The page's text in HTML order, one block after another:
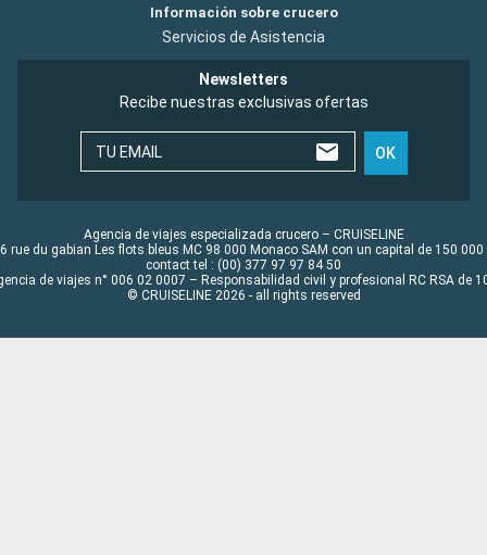
Información sobre crucero
Servicios de Asistencia
Newsletters
Recibe nuestras exclusivas ofertas
TU EMAIL OK
Agencia de viajes especializada crucero – CRUISELINE
rue du gabian Les flots bleus MC 98 000 Monaco SAM con un capital de 150 000
contact tel : (00) 377 97 97 84 50
de viajes n° 006 02 0007 – Responsabilidad civil y profesional RC RSA de
© CRUISELINE 2026 - all rights reserved